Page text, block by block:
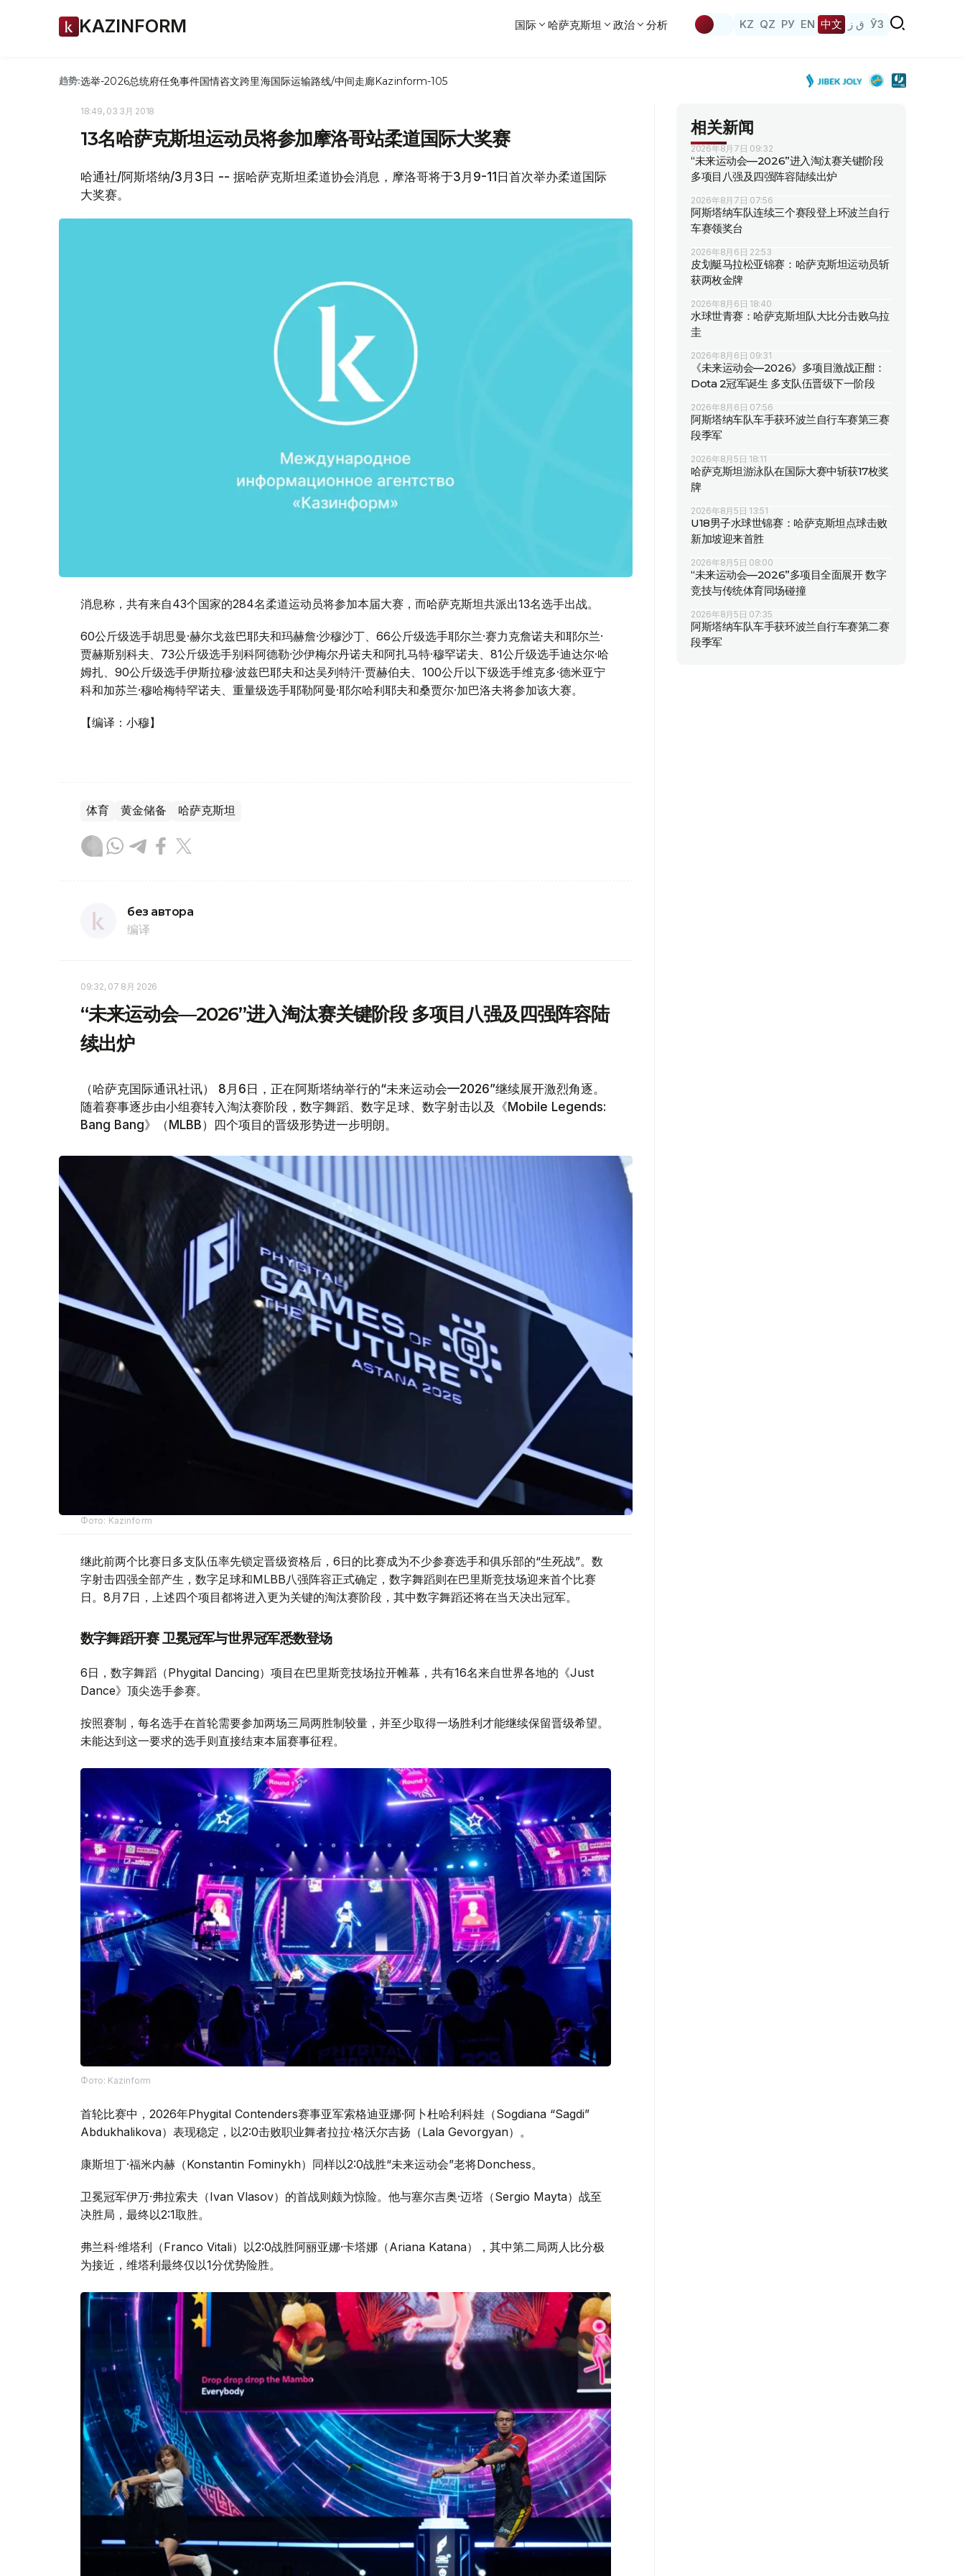
KAZINFORM 国际 哈萨克斯坦 政治 分析 KZ QZ РУ EN 中文 ق ز ЎЗ
趋势:选举-2026总统府任免事件国情咨文跨里海国际运输路线/中间走廊Kazinform-105
18:49, 03 3月 2018
13名哈萨克斯坦运动员将参加摩洛哥站柔道国际大奖赛
哈通社/阿斯塔纳/3月3日 -- 据哈萨克斯坦柔道协会消息，摩洛哥将于3月9-11日首次举办柔道国际
大奖赛。
消息称，共有来自43个国家的284名柔道运动员将参加本届大赛，而哈萨克斯坦共派出13名选手出战。
60公斤级选手胡思曼·赫尔戈兹巴耶夫和玛赫詹·沙穆沙丁、66公斤级选手耶尔兰·赛力克詹诺夫和耶尔兰·
贾赫斯别科夫、73公斤级选手别科阿德勒·沙伊梅尔丹诺夫和阿扎马特·穆罕诺夫、81公斤级选手迪达尔·哈
姆扎、90公斤级选手伊斯拉穆·波兹巴耶夫和达吴列特汗·贾赫伯夫、100公斤以下级选手维克多·德米亚宁
科和加苏兰·穆哈梅特罕诺夫、重量级选手耶勒阿曼·耶尔哈利耶夫和桑贾尔·加巴洛夫将参加该大赛。
【编译：小穆】
体育 黄金储备 哈萨克斯坦
без автора
编译
09:32, 07 8月 2026
“未来运动会—2026”进入淘汰赛关键阶段 多项目八强及四强阵容陆
续出炉
（哈萨克国际通讯社讯） 8月6日，正在阿斯塔纳举行的“未来运动会—2026”继续展开激烈角逐。
随着赛事逐步由小组赛转入淘汰赛阶段，数字舞蹈、数字足球、数字射击以及《Mobile Legends:
Bang Bang》（MLBB）四个项目的晋级形势进一步明朗。
Фото: Kazinform
继此前两个比赛日多支队伍率先锁定晋级资格后，6日的比赛成为不少参赛选手和俱乐部的“生死战”。数
字射击四强全部产生，数字足球和MLBB八强阵容正式确定，数字舞蹈则在巴里斯竞技场迎来首个比赛
日。8月7日，上述四个项目都将进入更为关键的淘汰赛阶段，其中数字舞蹈还将在当天决出冠军。
数字舞蹈开赛 卫冕冠军与世界冠军悉数登场
6日，数字舞蹈（Phygital Dancing）项目在巴里斯竞技场拉开帷幕，共有16名来自世界各地的《Just
Dance》顶尖选手参赛。
按照赛制，每名选手在首轮需要参加两场三局两胜制较量，并至少取得一场胜利才能继续保留晋级希望。
未能达到这一要求的选手则直接结束本届赛事征程。
Фото: Kazinform
首轮比赛中，2026年Phygital Contenders赛事亚军索格迪亚娜·阿卜杜哈利科娃（Sogdiana “Sagdi”
Abdukhalikova）表现稳定，以2:0击败职业舞者拉拉·格沃尔吉扬（Lala Gevorgyan）。
康斯坦丁·福米内赫（Konstantin Fominykh）同样以2:0战胜“未来运动会”老将Donchess。
卫冕冠军伊万·弗拉索夫（Ivan Vlasov）的首战则颇为惊险。他与塞尔吉奥·迈塔（Sergio Mayta）战至
决胜局，最终以2:1取胜。
弗兰科·维塔利（Franco Vitali）以2:0战胜阿丽亚娜·卡塔娜（Ariana Katana），其中第二局两人比分极
为接近，维塔利最终仅以1分优势险胜。
相关新闻
2026年8月7日 09:32
“未来运动会—2026”进入淘汰赛关键阶段
多项目八强及四强阵容陆续出炉
2026年8月7日 07:56
阿斯塔纳车队连续三个赛段登上环波兰自行
车赛领奖台
2026年8月6日 22:53
皮划艇马拉松亚锦赛：哈萨克斯坦运动员斩
获两枚金牌
2026年8月6日 18:40
水球世青赛：哈萨克斯坦队大比分击败乌拉
圭
2026年8月6日 09:31
《未来运动会—2026》多项目激战正酣：
Dota 2冠军诞生 多支队伍晋级下一阶段
2026年8月6日 07:56
阿斯塔纳车队车手获环波兰自行车赛第三赛
段季军
2026年8月5日 18:11
哈萨克斯坦游泳队在国际大赛中斩获17枚奖
牌
2026年8月5日 13:51
U18男子水球世锦赛：哈萨克斯坦点球击败
新加坡迎来首胜
2026年8月5日 08:00
“未来运动会—2026”多项目全面展开 数字
竞技与传统体育同场碰撞
2026年8月5日 07:35
阿斯塔纳车队车手获环波兰自行车赛第二赛
段季军